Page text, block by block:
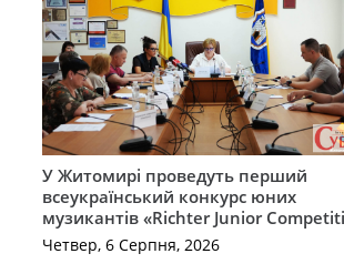
У Житомирі проведуть перший
всеукраїнський конкурс юних
музикантів «Richter Junior
Четвер, 6 Серпня, 2026